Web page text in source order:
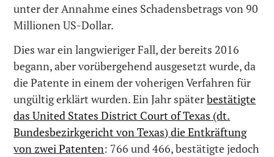
unter der Annahme eines Schadensbetrags von 90
Millionen US-Dollar.
Dies war ein langwieriger Fall, der bereits 2016
begann, aber vorübergehend ausgesetzt wurde, da
die Patente in einem der voherigen Verfahren für
ungültig erklärt wurden. Ein Jahr späterbestätigte
das United States District Court of Texas (dt.
Bundesbezirkgericht von Texas) die Entkräftung
von zwei Patenten: 766 und 466, bestätigte jedoch